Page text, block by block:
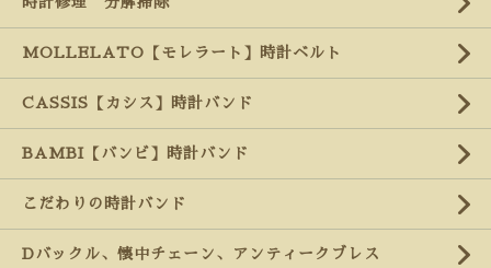
MOLLELATO【モレラート】時計ベルト
CASSIS【カシス】時計バンド
BAMBI【バンビ】時計バンド
こだわりの時計バンド
Dバックル、懐中チェーン、アンティークブレス